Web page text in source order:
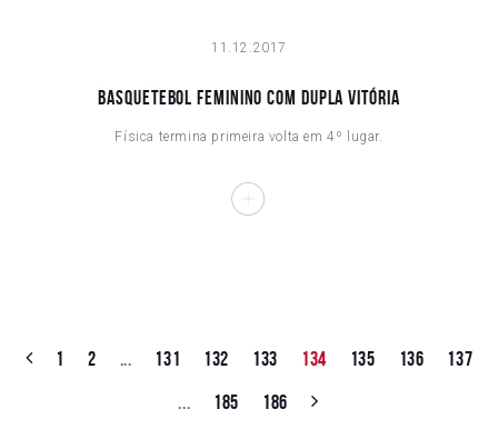
11.12.2017
BASQUETEBOL FEMININO COM DUPLA VITÓRIA
Física termina primeira volta em 4º lugar.
1 2 ... 131 132 133 134 135 136
137
...
185 186